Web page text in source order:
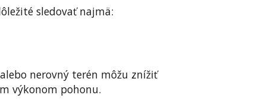
sledovať najmä:
nerovný terén môžu znížiť
výkonom pohonu.